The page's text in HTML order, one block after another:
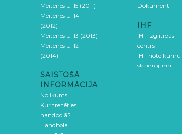
Meitenes U-15 (2011)
Meitenes U-14
(2012)
Meitenes U-13 (2013)
Meitenes U-12
(2014)
SAISTOŠĀ
INFORMĀCIJA
Nolikums
Kur trenēties
handbolā?
Handbola
Dokumenti
IHF
IHF Izglītības
centrs
IHF noteikumu
skaidrojumi